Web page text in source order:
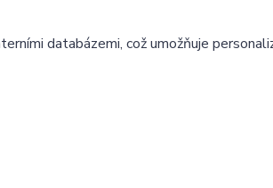
databázemi, což umožňuje